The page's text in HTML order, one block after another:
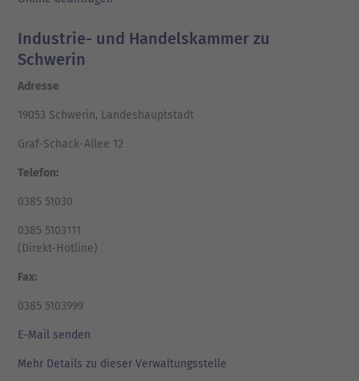
Industrie- und Handelskammer zu
Schwerin
Adresse
19053 Schwerin, Landeshauptstadt
Graf-Schack-Allee 12
Telefon:
0385 51030
0385 5103111
(Direkt-Hotline)
Fax:
0385 5103999
E-Mail senden
Mehr Details zu dieser Verwaltungsstelle